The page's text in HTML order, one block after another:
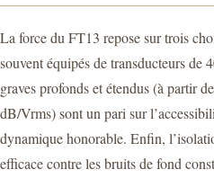
La force du FT13 repose sur trois
souvent équipés de transducteurs
graves profonds et étendus (à partir
dB/Vrms) sont un pari sur
dynamique honorable. Enfin,
efficace contre les bruits de fond